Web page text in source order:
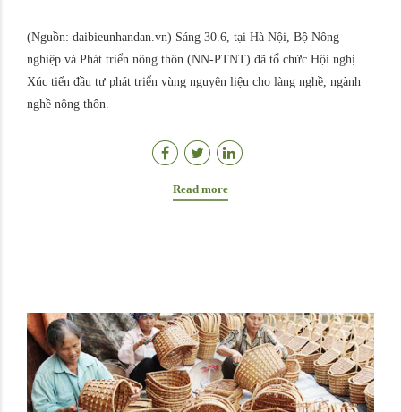
(Nguồn: daibieunhandan.vn) Sáng 30.6, tại Hà Nội, Bộ Nông
nghiệp và Phát triển nông thôn (NN-PTNT) đã tổ chức Hội nghị
Xúc tiến đầu tư phát triển vùng nguyên liệu cho làng nghề, ngành
nghề nông thôn.
Read more